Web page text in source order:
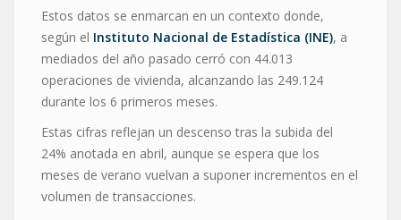
Estos datos se enmarcan en un contexto donde,
según el Instituto Nacional de Estadística (INE), a
mediados del año pasado cerró con 44.013
operaciones de vivienda, alcanzando las 249.124
durante los 6 primeros meses.
Estas cifras reflejan un descenso tras la subida del
24% anotada en abril, aunque se espera que los
meses de verano vuelvan a suponer incrementos en el
volumen de transacciones.